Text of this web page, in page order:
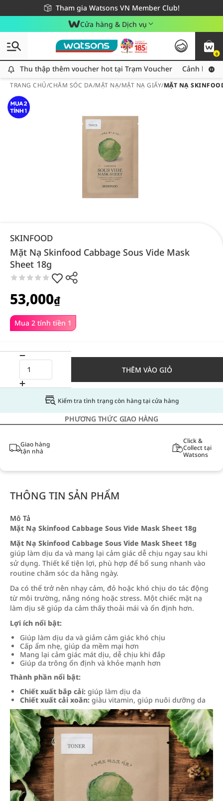
Tham gia Watsons VN Member Club!
Miễn phí giao hàng cho đơn hàng từ 249,000Đ
Giao hàng nhanh 24h - Áp dụng khu vực TP. Hồ Chí Minh
Cửa hàng & Dịch vụ
0
Thu thập thêm voucher hot tại Trạm Voucher
Thu thập thêm voucher hot tại Trạm Voucher Cảnh báo
TRANG CHỦ/CHĂM SÓC DA/MẶT NẠ/MẶT NẠ GIẤY/MẶT NẠ
SKINFOOD
Mặt Nạ Skinfood Cabbage Sous Vide Mask
Sheet 18g
Mua 2 tính tiền 1
53,000₫
THÊM VÀO GIỎ
Kiểm tra tình trạng còn hàng tại cửa hàng
PHƯƠNG THỨC GIAO HÀNG
Giao hàng
tận nhà
Click &
Collect tại
Watsons
THÔNG TIN SẢN PHẨM
Mô Tả
Mặt Nạ Skinfood Cabbage Sous Vide Mask Sheet 18g
Mặt Nạ Skinfood Cabbage Sous Vide Mask Sheet 18g
giúp làm dịu da và mang lại cảm giác dễ chịu ngay sau khi
sử dụng. Thiết kế tiện lợi, phù hợp để bổ sung nhanh vào
routine chăm sóc da hằng ngày.
Da có thể trở nên nhạy cảm, đỏ hoặc khó chịu do tác động
từ môi trường, nắng nóng hoặc stress. Một chiếc mặt nạ
làm dịu sẽ giúp da cảm thấy thoải mái và ổn định hơn.
Lợi ích nổi bật:
Giúp làm dịu da và giảm cảm giác khó chịu
Cấp ẩm nhẹ, giúp da mềm mại hơn
Mang lại cảm giác mát dịu, dễ chịu khi đắp
Giúp da trông ổn định và khỏe mạnh hơn
Thành phần nổi bật:
Chiết xuất bắp cải: giúp làm dịu da
Chiết xuất cải xoăn: giàu vitamin, giúp nuôi dưỡng da